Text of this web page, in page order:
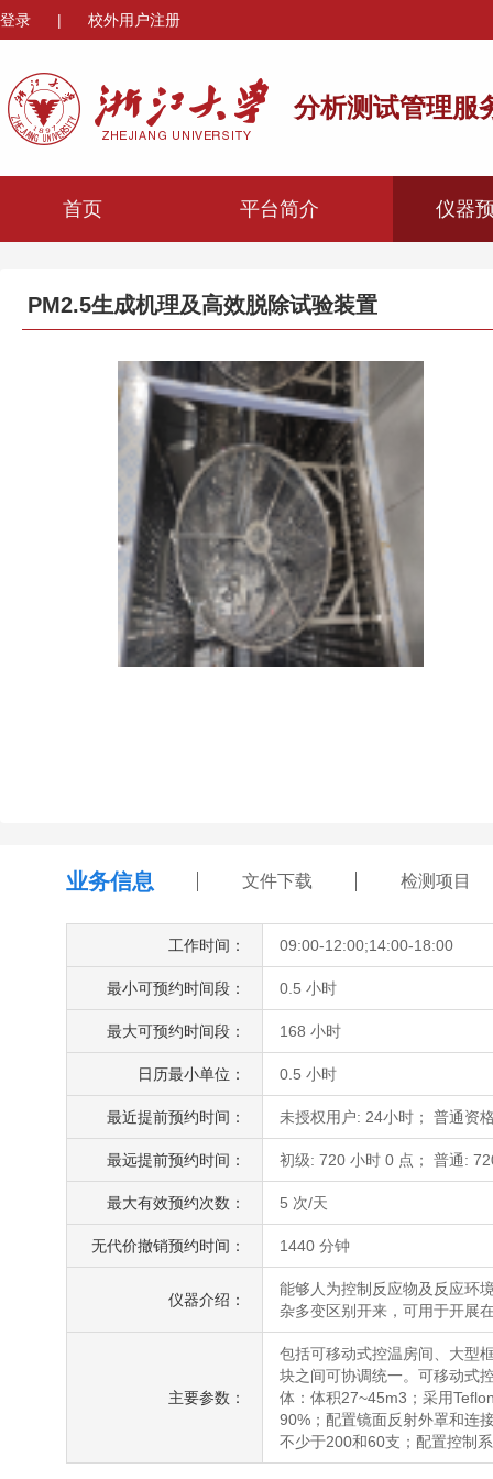
登录 | 校外用户注册
分析测试管理服
首页 平台简介 仪器
PM2.5生成机理及高效脱除试验装置
业务信息 文件下载 检测项目
工作时间： 09:00-12:00;14:00-18:00
最小可预约时间段： 0.5 小时
最大可预约时间段： 168 小时
日历最小单位： 0.5 小时
最近提前预约时间： 未授权用户: 24小时； 普通资
最远提前预约时间： 初级: 720 小时 0 点； 普通:
最大有效预约次数： 5 次/天
无代价撤销预约时间： 1440 分钟
仪器介绍：
能够人为控制反应物及反应环
杂多变区别开来，可用于开展
主要参数：
包括可移动式控温房间、大型
块之间可协调统一。可移动式
体：体积27~45m3；采用
90%；配置镜面反射外罩和连
不少于200和60支；配置控制